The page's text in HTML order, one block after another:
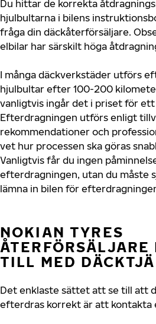
Du hittar de korrekta
hjulbultarna i bilens
fråga din däckåterförsäljare.
elbilar har särskilt höga
I många däckverkstäder utförs
hjulbultar efter 100-200
vanligtvis ingår det i priset för
Efterdragningen utförs enligt
rekommendationer och
vet hur processen ska göras
Vanligtvis får du ingen
efterdragningen, utan du måste
lämna in bilen för
NOKIAN TYRES
ÅTERFÖRSÄLJARE
TILL MED
Det enklaste sättet att se till att
efterdras korrekt är att kontakta